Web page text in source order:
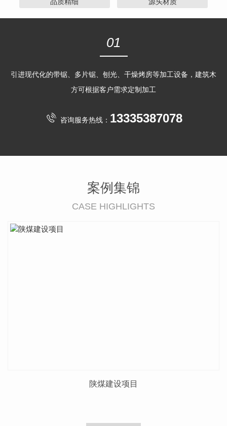
品质精细 源头材质
01
引进现代化的带锯、多片锯、刨光、干燥烤房等加工设备，建筑木
方可根据客户需求定制加工
咨询服务热线： 13335387078
案例集锦
CASE HIGHLIGHTS
陕煤建设项目